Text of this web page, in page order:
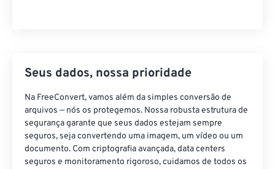
Seus dados, nossa prioridade
Na FreeConvert, vamos além da simples conversão de
arquivos — nós os protegemos. Nossa robusta estrutura de
segurança garante que seus dados estejam sempre
seguros, seja convertendo uma imagem, um vídeo ou um
documento. Com criptografia avançada, data centers
seguros e monitoramento rigoroso, cuidamos de todos os